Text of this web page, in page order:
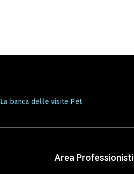
La banca delle visite Pet
Area Professionisti